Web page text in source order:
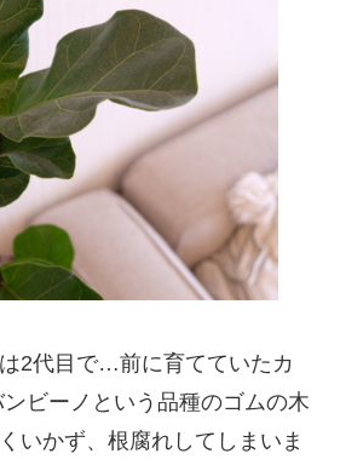
2代目で…前に育てていたカ
ビーノという品種のゴムの木
いかず、根腐れしてしまいま